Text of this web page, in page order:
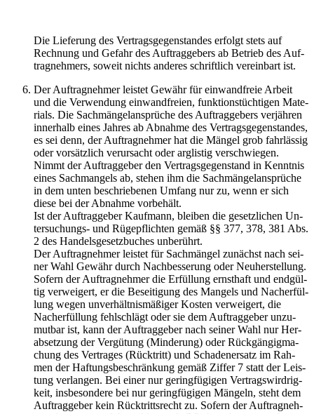
Die Lie­fe­rung des Ver­trags­ge­gen­stan­des er­folgt stets auf
Rech­nung und Ge­fahr des Auf­trag­ge­bers ab Be­trieb des Auf­
trag­neh­mers, so­weit nichts an­de­res schrift­lich ver­ein­bart ist.
Der Auf­trag­neh­mer leis­tet Ge­währ für ein­wand­freie Ar­beit
und die Ver­wen­dung ein­wand­frei­en, funk­ti­ons­tüch­ti­gen Ma­te­
ri­als. Die Sach­män­gel­an­sprü­che des Auf­trag­ge­bers ver­jäh­ren
in­ner­halb eines Jah­res ab Ab­nah­me des Ver­trags­ge­gen­stan­des,
es sei denn, der Auf­trag­neh­mer hat die Män­gel grob fahr­läs­sig
oder vor­sätz­lich ver­ur­sacht oder arg­lis­tig ver­schwie­gen.
Nimmt der Auf­trag­ge­ber den Ver­trags­ge­gen­stand in Kennt­nis
eines Sach­man­gels ab, ste­hen ihm die Sach­män­gel­an­sprü­che
in dem unten be­schrie­be­nen Um­fang nur zu, wenn er sich
diese bei der Ab­nah­me vor­be­hält.
Ist der Auf­trag­ge­ber Kauf­mann, blei­ben die ge­setz­li­chen Un­
ter­su­chungs- und Rü­ge­pflich­ten gemäß §§ 377, 378, 381 Abs.
2 des Han­dels­ge­setz­bu­ches un­be­rührt.
Der Auf­trag­neh­mer leis­tet für Sach­män­gel zu­nächst nach sei­
ner Wahl Ge­währ durch Nach­bes­se­rung oder Neu­her­stel­lung.
So­fern der Auf­trag­neh­mer die Er­fül­lung ernst­haft und end­gül­
tig ver­wei­gert, er die Be­sei­ti­gung des Man­gels und Nach­er­fül­
lung wegen un­ver­hält­nis­mä­ßi­ger Kos­ten ver­wei­gert, die
Nach­er­fül­lung fehl­schlägt oder sie dem Auf­trag­ge­ber un­zu­
mut­bar ist, kann der Auf­trag­ge­ber nach sei­ner Wahl nur Her­
ab­set­zung der Ver­gü­tung (Min­de­rung) oder Rück­gän­gig­ma­
chung des Ver­tra­ges (Rück­tritt) und Scha­den­er­satz im Rah­
men der Haf­tungs­be­schrän­kung gemäß Zif­fer 7 statt der Leis­
tung ver­lan­gen. Bei einer nur ge­ring­fü­gi­gen Ver­trags­wir­drig­
keit, ins­be­son­de­re bei nur ge­ring­fü­gi­gen Män­geln, steht dem
Auf­trag­ge­ber kein Rück­tritts­recht zu. So­fern der Auf­trag­neh­